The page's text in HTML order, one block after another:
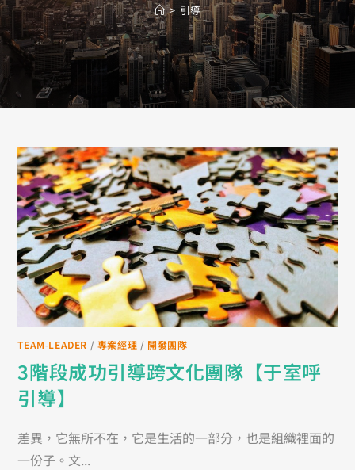
> 引導
TEAM-LEADER / 專案經理 / 開發團隊
3階段成功引導跨文化團隊【于室呼
引導】
差異，它無所不在，它是生活的一部分，也是組織裡面的
一份子。文...